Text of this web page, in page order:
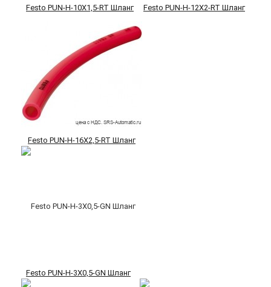
Festo PUN-H-10X1,5-RT Шланг Festo PUN-H-12X2-RT Шланг
Festo PUN-H-16X2,5-RT Шланг
Festo PUN-H-3X0,5-GN Шланг